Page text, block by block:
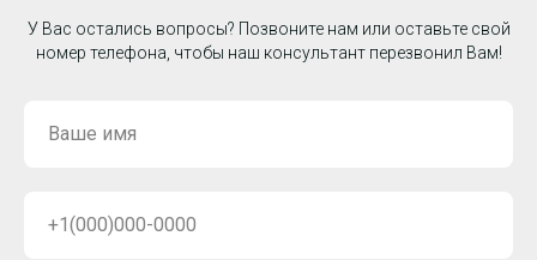
У Вас остались вопросы? Позвоните нам или оставьте свой
номер телефона, чтобы наш консультант перезвонил Вам!